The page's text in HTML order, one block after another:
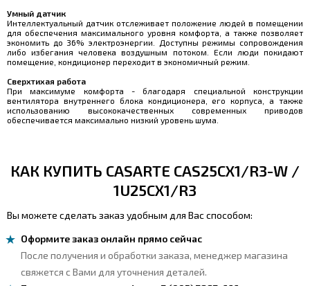
Умный датчик
Интеллектуальный датчик отслеживает положение людей в помещении
для обеспечения максимального уровня комфорта, а также позволяет
экономить до 36% электроэнергии. Доступны режимы сопровождения
либо избегания человека воздушным потоком. Если люди покидают
помещение, кондиционер переходит в экономичный режим.
Сверхтихая работа
При максимуме комфорта - благодаря специальной конструкции
вентилятора внутреннего блока кондиционера, его корпуса, а также
использованию высококачественных современных приводов
обеспечивается максимально низкий уровень шума.
КАК КУПИТЬ CASARTE CAS25CX1/R3-W /
1U25CX1/R3
Вы можете сделать заказ удобным для Вас способом:
Оформите заказ онлайн прямо сейчас
После получения и обработки заказа, менеджер магазина
свяжется с Вами для уточнения деталей.